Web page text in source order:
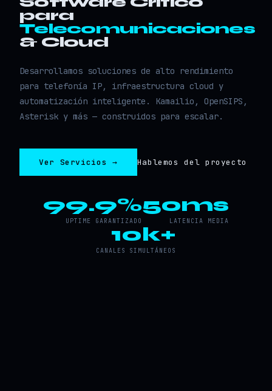
para
Telecomunicaciones
& Cloud
Desarrollamos soluciones de alto rendimiento
para telefonía IP, infraestructura cloud y
automatización inteligente. Kamailio, OpenSIPS,
Asterisk y más — construidos para escalar.
Ver Servicios → Hablemos del proyecto
99.9%
UPTIME GARANTIZADO
50ms
LATENCIA MEDIA
10k+
CANALES SIMULTÁNEOS